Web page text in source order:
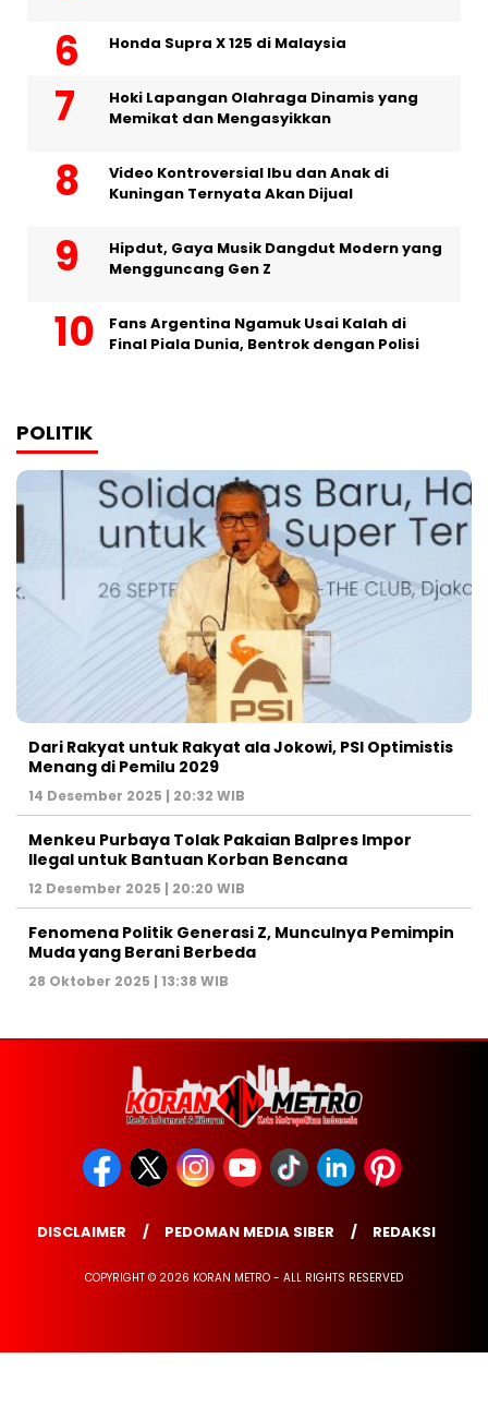
Honda Supra X 125 di Malaysia
Hoki Lapangan Olahraga Dinamis yang
Memikat dan Mengasyikkan
Video Kontroversial Ibu dan Anak di
Kuningan Ternyata Akan Dijual
Hipdut, Gaya Musik Dangdut Modern yang
Mengguncang Gen Z
Fans Argentina Ngamuk Usai Kalah di
Final Piala Dunia, Bentrok dengan Polisi
POLITIK
Dari Rakyat untuk Rakyat ala Jokowi, PSI Optimistis
Menang di Pemilu 2029
14 Desember 2025 | 20:32 WIB
Menkeu Purbaya Tolak Pakaian Balpres Impor
Ilegal untuk Bantuan Korban Bencana
12 Desember 2025 | 20:20 WIB
Fenomena Politik Generasi Z, Munculnya Pemimpin
Muda yang Berani Berbeda
28 Oktober 2025 | 13:38 WIB
DISCLAIMER PEDOMAN MEDIA SIBER REDAKSI
COPYRIGHT © 2026 KORAN METRO - ALL RIGHTS RESERVED